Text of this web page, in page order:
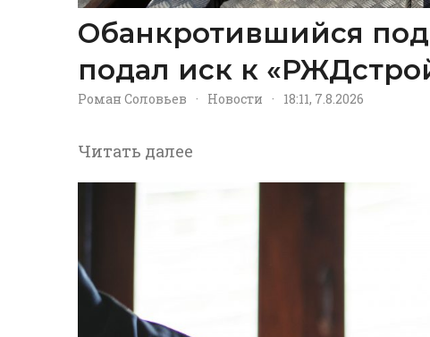
Обанкротившийся
подал иск к
Роман Соловьев · Новости · 18:11, 7.8.2026
Читать далее